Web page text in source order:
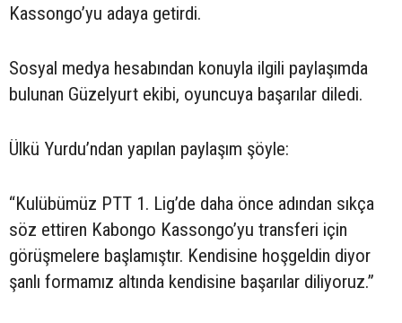
Kassongo’yu adaya getirdi.
Sosyal medya hesabından konuyla ilgili paylaşımda
bulunan Güzelyurt ekibi, oyuncuya başarılar diledi.
Ülkü Yurdu’ndan yapılan paylaşım şöyle:
“Kulübümüz PTT 1. Lig’de daha önce adından sıkça
söz ettiren Kabongo Kassongo’yu transferi için
görüşmelere başlamıştır. Kendisine hoşgeldin diyor
şanlı formamız altında kendisine başarılar diliyoruz.”